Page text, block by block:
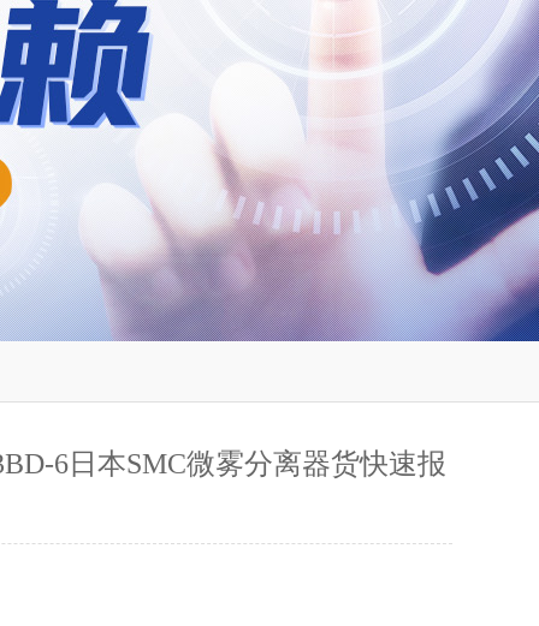
6日本SMC微雾分离器货快速报